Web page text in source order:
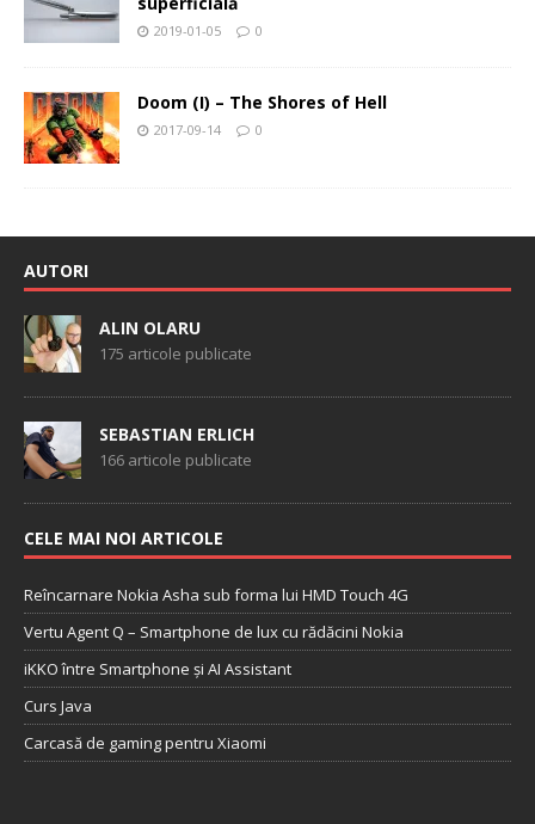
2019-01-05 0
Doom (I) – The Shores of Hell
2017-09-14 0
AUTORI
ALIN OLARU
175 articole publicate
SEBASTIAN ERLICH
166 articole publicate
CELE MAI NOI ARTICOLE
Reîncarnare Nokia Asha sub forma lui HMD Touch 4G
Vertu Agent Q – Smartphone de lux cu rădăcini Nokia
iKKO între Smartphone și AI Assistant
Curs Java
Carcasă de gaming pentru Xiaomi